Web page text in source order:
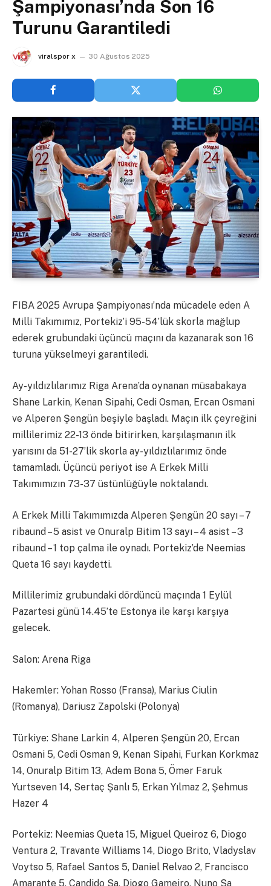
Şampiyonası’nda Son 16
Turunu Garantiledi
viralspor x 30 Ağustos 2025
FIBA 2025 Avrupa Şampiyonası’nda mücadele eden A
Milli Takımımız, Portekiz’i 95-54’lük skorla mağlup
ederek grubundaki üçüncü maçını da kazanarak son 16
turuna yükselmeyi garantiledi.
Ay-yıldızlılarımız Riga Arena’da oynanan müsabakaya
Shane Larkin, Kenan Sipahi, Cedi Osman, Ercan Osmani
ve Alperen Şengün beşiyle başladı. Maçın ilk çeyreğini
millilerimiz 22-13 önde bitirirken, karşılaşmanın ilk
yarısını da 51-27’lik skorla ay-yıldızlılarımız önde
tamamladı. Üçüncü periyot ise A Erkek Milli
Takımımızın 73-37 üstünlüğüyle noktalandı.
A Erkek Milli Takımımızda Alperen Şengün 20 sayı – 7
ribaund – 5 asist ve Onuralp Bitim 13 sayı – 4 asist – 3
ribaund – 1 top çalma ile oynadı. Portekiz’de Neemias
Queta 16 sayı kaydetti.
Millilerimiz grubundaki dördüncü maçında 1 Eylül
Pazartesi günü 14.45’te Estonya ile karşı karşıya
gelecek.
Salon: Arena Riga
Hakemler: Yohan Rosso (Fransa), Marius Ciulin
(Romanya), Dariusz Zapolski (Polonya)
Türkiye: Shane Larkin 4, Alperen Şengün 20, Ercan
Osmani 5, Cedi Osman 9, Kenan Sipahi, Furkan Korkmaz
14, Onuralp Bitim 13, Adem Bona 5, Ömer Faruk
Yurtseven 14, Sertaç Şanlı 5, Erkan Yılmaz 2, Şehmus
Hazer 4
Portekiz: Neemias Queta 15, Miguel Queiroz 6, Diogo
Ventura 2, Travante Williams 14, Diogo Brito, Vladyslav
Voytso 5, Rafael Santos 5, Daniel Relvao 2, Francisco
Amarante 5, Candido Sa, Diogo Gameiro, Nuno Sa